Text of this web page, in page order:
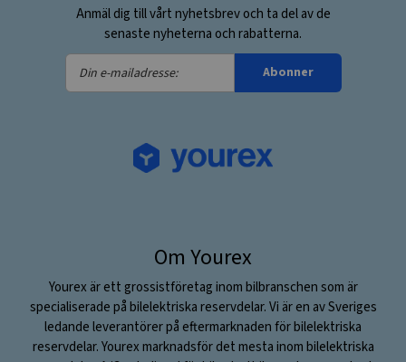
Anmäl dig till vårt nyhetsbrev och ta del av de
senaste nyheterna och rabatterna.
Din
e-
Abonner
Om Yourex
Yourex är ett grossistföretag inom bilbranschen som är
specialiserade på bilelektriska reservdelar. Vi är en av Sveriges
ledande leverantörer på eftermarknaden för bilelektriska
reservdelar. Yourex marknadsför det mesta inom bilelektriska